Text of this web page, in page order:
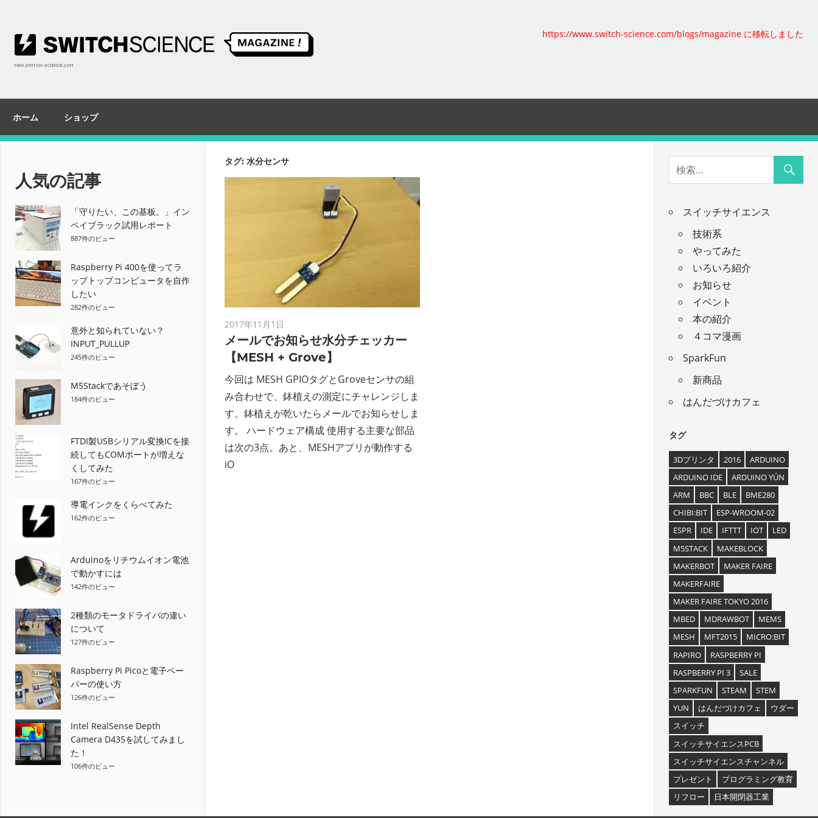
ッ
ッ
チ
サ
イ
エ
ン
ス
マ
ガ
ジ
ン
https://www.switch-science.com/blogs/magazine に移転しました
ホーム ショップ
タグ: 水分センサ
2017年11月1日
メールでお知らせ水分チェッカー
【MESH + Grove】
今回は MESH GPIOタグとGroveセンサの組
み合わせで、鉢植えの測定にチャレンジしま
す。鉢植えが乾いたらメールでお知らせしま
す。 ハードウェア構成 使用する主要な部品
は次の3点。あと、MESHアプリが動作する
iO
人気の記事
「守りたい、この基板。」イン
ペイブラック試用レポート
887件のビュー
Raspberry Pi 400を使ってラ
ップトップコンピュータを自作
したい
282件のビュー
意外と知られていない？
INPUT_PULLUP
245件のビュー
M5Stackであそぼう
184件のビュー
FTDI製USBシリアル変換ICを接
続してもCOMポートが増えな
くしてみた
167件のビュー
導電インクをくらべてみた
162件のビュー
Arduinoをリチウムイオン電池
で動かすには
142件のビュー
2種類のモータドライバの違い
について
127件のビュー
Raspberry Pi Picoと電子ペー
パーの使い方
126件のビュー
Intel RealSense Depth
Camera D435を試してみまし
た！
106件のビュー
スイッチサイエンス
技術系
やってみた
いろいろ紹介
お知らせ
イベント
本の紹介
４コマ漫画
SparkFun
新商品
はんだづけカフェ
タグ
3Dプリンタ 2016
ARDUINO
ARDUINO IDE
ARDUINO YÚN
ARM
BBC BLE
BME280
CHIBI:BIT
ESP-WROOM-02
ESPR
IDE IFTTT IOT
LED
M5STACK
MAKEBLOCK
MAKERBOT
MAKER FAIRE
MAKERFAIRE
MAKER FAIRE TOKYO 2016
MBED
MDRAWBOT
MEMS
MESH
MFT2015
MICRO:BIT
RAPIRO
RASPBERRY PI
RASPBERRY PI 3
SALE
SPARKFUN
STEAM
STEM
YUN
はんだづけカフェ
ウダー
スイッチ
スイッチサイエンスPCB
スイッチサイエンスチャンネル
プレゼント
プログラミング教育
リフロー
日本開閉器工業